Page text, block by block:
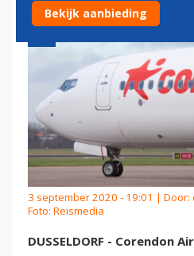
3 september 2020 - 19:01 | Door:
Foto: Reismedia
DUSSELDORF - Corendon
Bekijk aanbieding